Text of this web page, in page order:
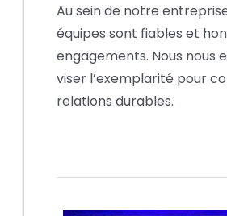
Au sein de notre
équipes sont fiables et
engagements. Nous nous
viser l’exemplarité pour
relations durables.